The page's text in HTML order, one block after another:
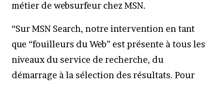
métier de websurfeur chez MSN.
“Sur MSN Search, notre intervention en tant
que “fouilleurs du Web” est présente à tous les
niveaux du service de recherche, du
démarrage à la sélection des résultats. Pour